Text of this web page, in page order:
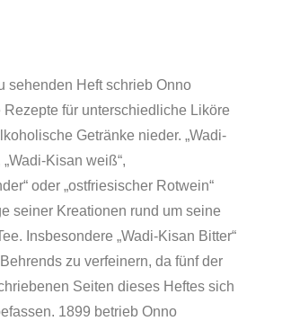
sehenden Heft schrieb Onno
Rezepte für unterschiedliche Liköre
Getränke nieder. „Wadi-
„Wadi-Kisan weiß“,
oder „ostfriesischer Rotwein“
seiner Kreationen rund um seine
Insbesondere „Wadi-Kisan Bitter“
zu verfeinern, da fünf der
Seiten dieses Heftes sich
1899 betrieb Onno